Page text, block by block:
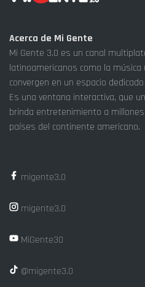
Acerca de Mi Gente
Mi Gente 3.0 es un canal
latinoamericanos como la
convergen en un espacio
Es una ventana interactiva, que
brinda entretenimiento a
países del continente americano.
migente3.0
migente3.0
MiGente30
@migente3.0